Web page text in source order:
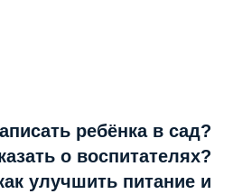
ребёнка в сад?
о воспитателях?
улучшить питание и